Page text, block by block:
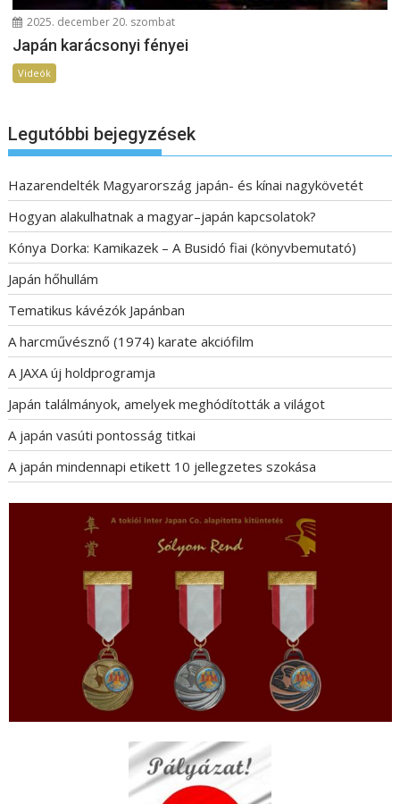
2025. december 20. szombat
Japán karácsonyi fényei
Videók
Legutóbbi bejegyzések
Hazarendelték Magyarország japán- és kínai nagykövetét
Hogyan alakulhatnak a magyar–japán kapcsolatok?
Kónya Dorka: Kamikazek – A Busidó fiai (könyvbemutató)
Japán hőhullám
Tematikus kávézók Japánban
A harcművésznő (1974) karate akciófilm
A JAXA új holdprogramja
Japán találmányok, amelyek meghódították a világot
A japán vasúti pontosság titkai
A japán mindennapi etikett 10 jellegzetes szokása